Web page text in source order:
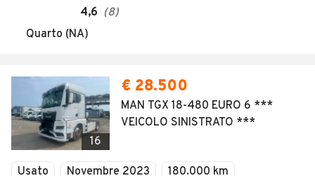
4,6 (8)
Quarto (NA)
16
€ 28.500
MAN TGX 18-480 EURO 6 ***
VEICOLO SINISTRATO ***
Usato Novembre 2023
180.000 km